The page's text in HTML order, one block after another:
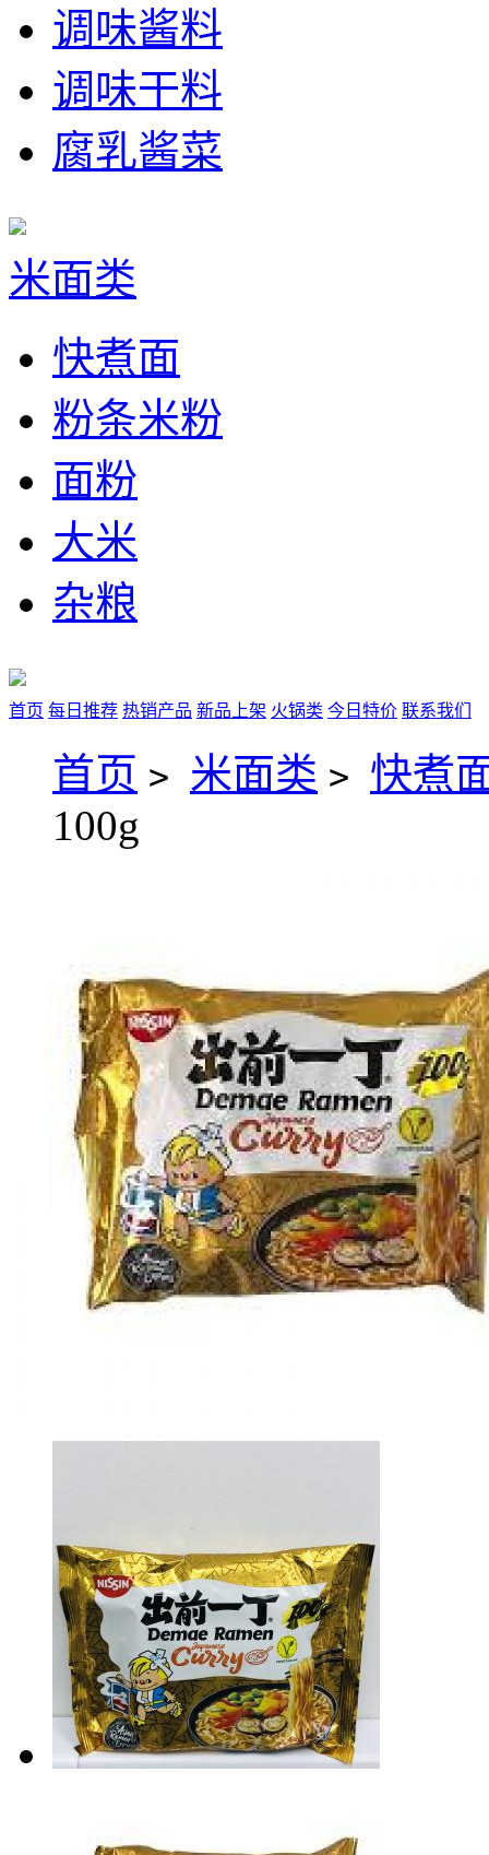
调味酱料
调味干料
腐乳酱菜
米面类
快煮面
粉条米粉
面粉
大米
杂粮
首页 每日推荐 热销产品 新品上架 火锅类 今日特价 联系我们
首页 > 米面类 > 快煮
100g